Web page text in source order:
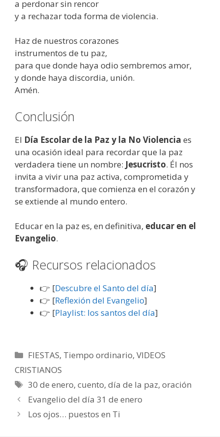
a perdonar sin rencor
y a rechazar toda forma de violencia.
Haz de nuestros corazones
instrumentos de tu paz,
para que donde haya odio sembremos amor,
y donde haya discordia, unión.
Amén.
Conclusión
El Día Escolar de la Paz y la No Violencia es
una ocasión ideal para recordar que la paz
verdadera tiene un nombre: Jesucristo. Él nos
invita a vivir una paz activa, comprometida y
transformadora, que comienza en el corazón y
se extiende al mundo entero.
Educar en la paz es, en definitiva, educar en el
Evangelio.
🎧 Recursos relacionados
👉 [Descubre el Santo del día]
👉 [Reflexión del Evangelio]
👉 [Playlist: los santos del día]
Categorías
FIESTAS, Tiempo ordinario,VIDEOS
CRISTIANOS
Etiquetas
30 de enero,cuento,día de la paz,oración
Evangelio del día 31 de enero
Los ojos… puestos en Ti